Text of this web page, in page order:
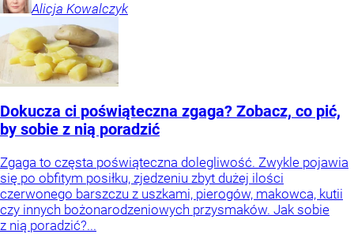
Alicja Kowalczyk
Dokucza ci poświąteczna zgaga? Zobacz, co pić,
by sobie z nią poradzić
Zgaga to częsta poświąteczna dolegliwość. Zwykle pojawia
się po obfitym posiłku, zjedzeniu zbyt dużej ilości
czerwonego barszczu z uszkami, pierogów, makowca, kutii
czy innych bożonarodzeniowych przysmaków. Jak sobie
z nią poradzić?...